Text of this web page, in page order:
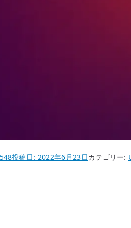
投稿日:2022年6月23日カテゴリー: